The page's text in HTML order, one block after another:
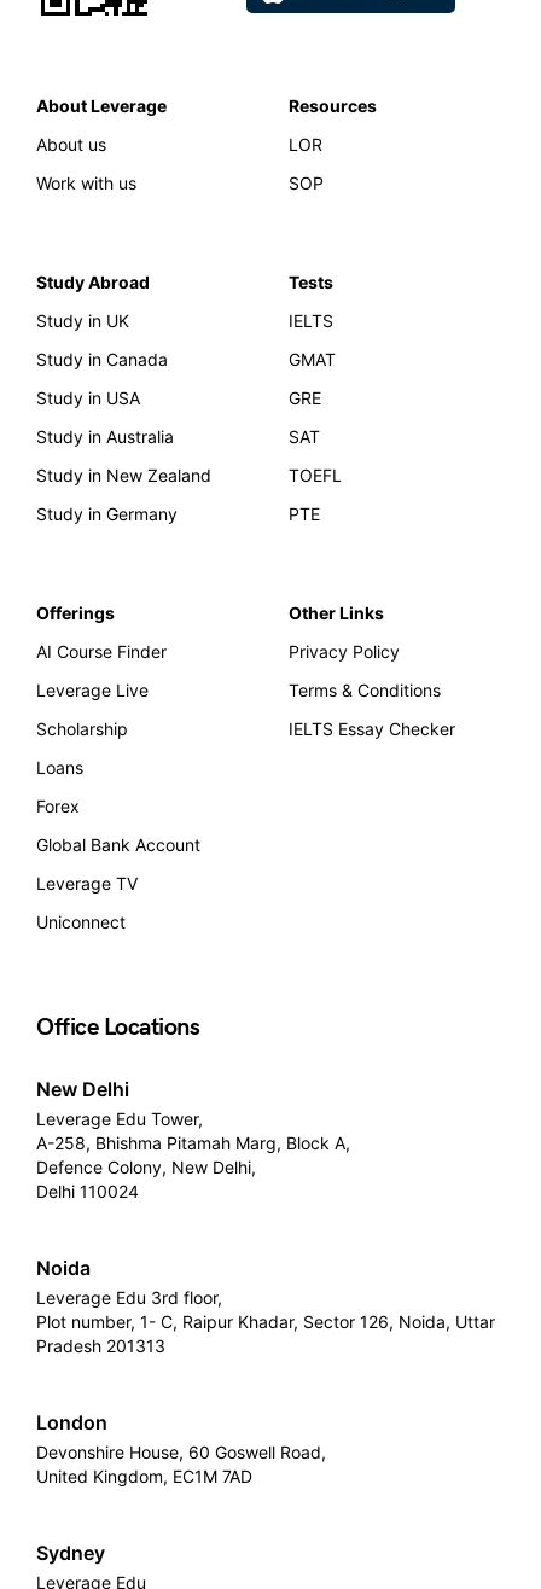
About Leverage
About us
Work with us
Resources
LOR
SOP
Study Abroad
Study in UK
Study in Canada
Study in USA
Study in Australia
Study in New Zealand
Study in Germany
Tests
IELTS
GMAT
GRE
SAT
TOEFL
PTE
Offerings
AI Course Finder
Leverage Live
Scholarship
Loans
Forex
Global Bank Account
Leverage TV
Uniconnect
Other Links
Privacy Policy
Terms & Conditions
IELTS Essay Checker
Office Locations
New Delhi
Leverage Edu Tower,
A-258, Bhishma Pitamah Marg, Block A,
Defence Colony, New Delhi,
Delhi 110024
Noida
Leverage Edu 3rd floor,
Plot number, 1- C, Raipur Khadar, Sector 126, Noida, Uttar
Pradesh 201313
London
Devonshire House, 60 Goswell Road,
United Kingdom, EC1M 7AD
Sydney
Leverage Edu